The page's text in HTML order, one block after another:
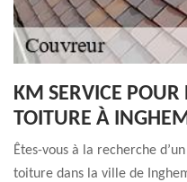
KM SERVICE POUR
TOITURE À
Êtes-vous à la recherche
toiture dans la ville de